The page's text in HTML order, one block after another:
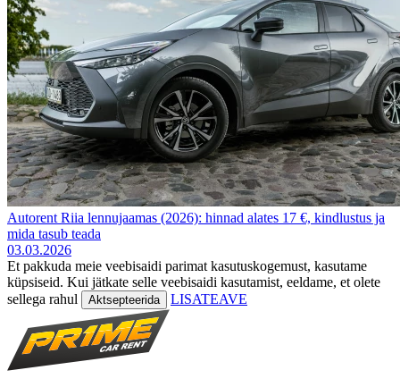
Autorent Riia lennujaamas (2026): hinnad alates 17 €, kindlustus ja
mida tasub teada
03.03.2026
Et pakkuda meie veebisaidi parimat kasutuskogemust, kasutame
küpsiseid. Kui jätkate selle veebisaidi kasutamist, eeldame, et olete
sellega rahul
Aktsepteerida LISATEAVE